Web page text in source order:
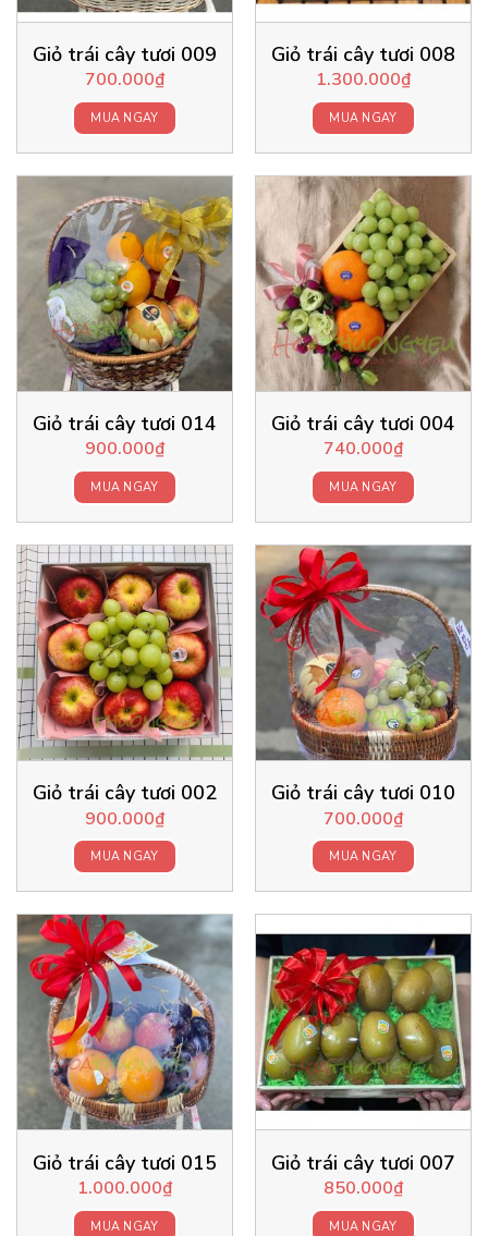
Giỏ trái cây tươi 009
700.000₫
MUA NGAY
Giỏ trái cây tươi 008
1.300.000₫
MUA NGAY
Giỏ trái cây tươi 014
900.000₫
MUA NGAY
Giỏ trái cây tươi 004
740.000₫
MUA NGAY
Giỏ trái cây tươi 002
900.000₫
MUA NGAY
Giỏ trái cây tươi 010
700.000₫
MUA NGAY
Giỏ trái cây tươi 015
1.000.000₫
MUA NGAY
Giỏ trái cây tươi 007
850.000₫
MUA NGAY